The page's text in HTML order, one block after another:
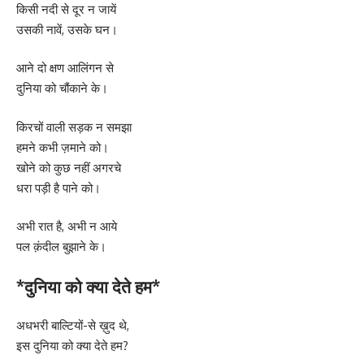
किसी नदी से दूर न जायें
उसकी नावें, उसके घन।
आने दो क्षण आलिंगन से
दुनिया को चौंकाने के।
किरचों वाली सड़क न समझा
हमने कभी ज़माने को।
खोने को कुछ नहीं अगरचे
धरा पड़ी है पाने को।
अभी रात है, अभी न आये
पल क़ंदील बुझाने के।
*दुनिया को क्या देते हम*
अधभरी बाल्टियों-से ख़ुद थे,
इस दुनिया को क्या देते हम?